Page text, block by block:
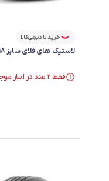
خرید با دیجی‌کالا
لاستیک های فلای سایز 225/45R18 گل HF805 - دو حلقه
فقط ۲ عدد در انبار موجود است.